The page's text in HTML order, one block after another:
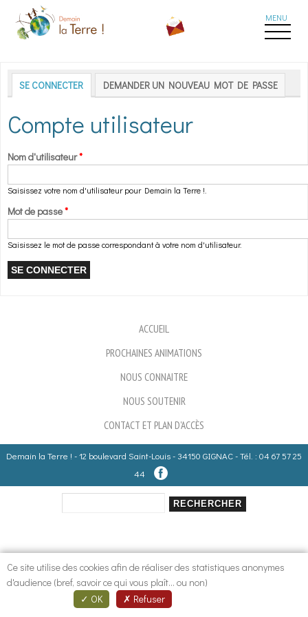
Aller au contenu principal
Onglets principaux
SE CONNECTER (ONGLET ACTIF)
DEMANDER UN NOUVEAU MOT DE PASSE
Compte utilisateur
Nom d'utilisateur*
Saisissez votre nom d'utilisateur pour Demain la Terre !.
Mot de passe*
Saisissez le mot de passe correspondant à votre nom d'utilisateur.
ACCUEIL
PROCHAINES ANIMATIONS
NOUS CONNAITRE
NOUS SOUTENIR
CONTACT ET PLAN D'ACCÈS
Demain la Terre ! - 12 boulevard Saint-Louis - 34150 GIGNAC - Tél. : 04 67 57 25
44
Ce site utilise des cookies afin de réaliser des statistiques anonymes
d'audience (bref, savoir ce qui vous plaît... ou non)
OK
Refuser